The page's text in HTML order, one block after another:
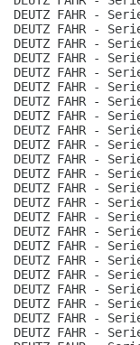
DEUTZ FAHR -
DEUTZ FAHR -
DEUTZ FAHR -
DEUTZ FAHR -
DEUTZ FAHR -
DEUTZ FAHR -
DEUTZ FAHR -
DEUTZ FAHR -
DEUTZ FAHR -
DEUTZ FAHR -
DEUTZ FAHR -
DEUTZ FAHR -
DEUTZ FAHR -
DEUTZ FAHR -
DEUTZ FAHR -
DEUTZ FAHR -
DEUTZ FAHR -
DEUTZ FAHR -
DEUTZ FAHR -
DEUTZ FAHR -
DEUTZ FAHR -
DEUTZ FAHR -
DEUTZ FAHR -